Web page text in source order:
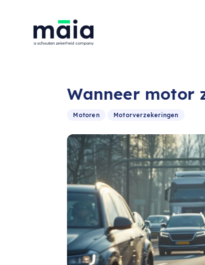
Wanneer motor
Motoren Motorverzekeringen